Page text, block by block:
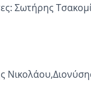
Σωτήρης